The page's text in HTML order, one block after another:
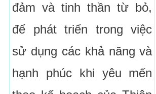
đảm và tinh thần từ bỏ,
để phát triển trong việc
sử dụng các khả năng và
hạnh phúc khi yêu mến